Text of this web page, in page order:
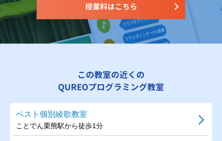
授業料はこちら
この教室の近くの
QUREOプログラミング教室
ベスト個別綾歌教室
ことでん栗熊駅から徒歩1分